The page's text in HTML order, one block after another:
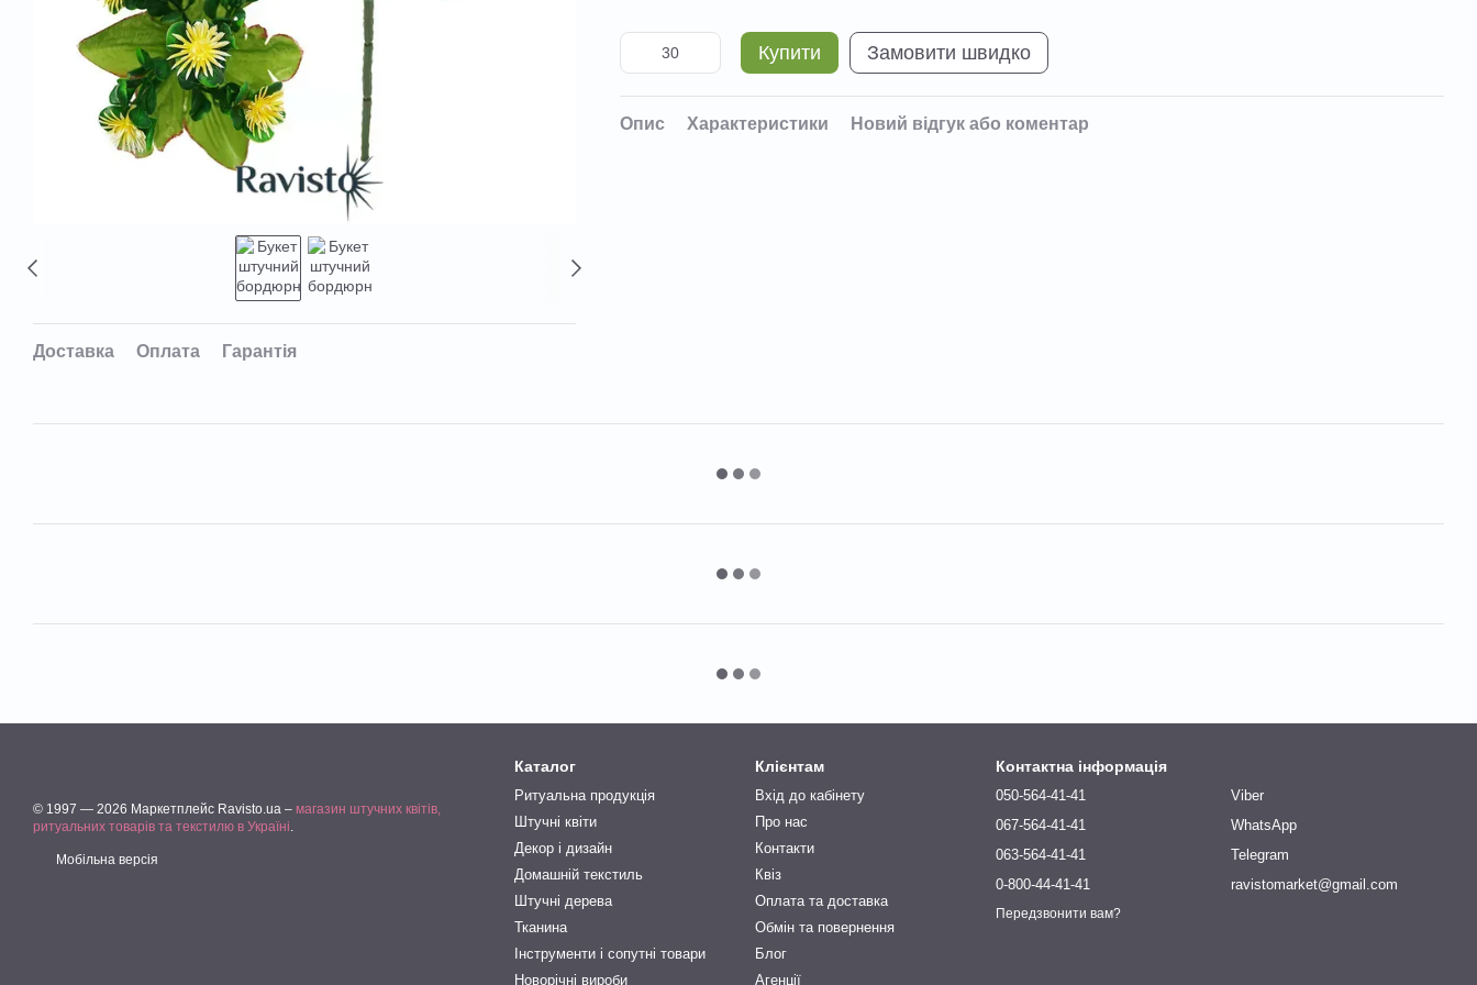
Доставка Оплата Гарантія
Купити Замовити швидко
Опис Характеристики Новий відгук або коментар
© 1997 — 2026 Маркетплейс Ravisto.ua – магазин штучних квітів,
ритуальних товарів та текстилю в Україні.
Мобільна версія
Каталог
Ритуальна продукція
Штучні квіти
Декор і дизайн
Домашній текстиль
Штучні дерева
Тканина
Інструменти і сопутні товари
Новорічні вироби
Клієнтам
Вхід до кабінету
Про нас
Контакти
Квіз
Оплата та доставка
Обмін та повернення
Блог
Агенції
Контактна інформація
050-564-41-41
067-564-41-41
063-564-41-41
0-800-44-41-41
Передзвонити вам?
Viber
WhatsApp
Telegram
ravistomarket@gmail.com